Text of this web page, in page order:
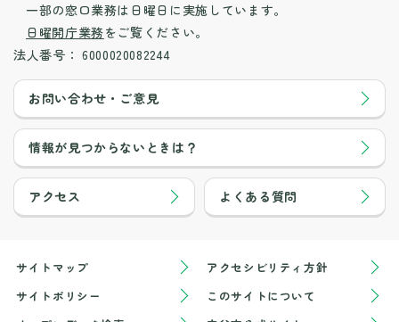
一部の窓口業務は日曜日に実施しています。
日曜開庁業務をご覧ください。
法人番号： 6000020082244
お問い合わせ・ご意見
情報が見つからないときは？
アクセス よくある質問
サイトマップ
アクセシビリティ方針
サイトポリシー
このサイトについて